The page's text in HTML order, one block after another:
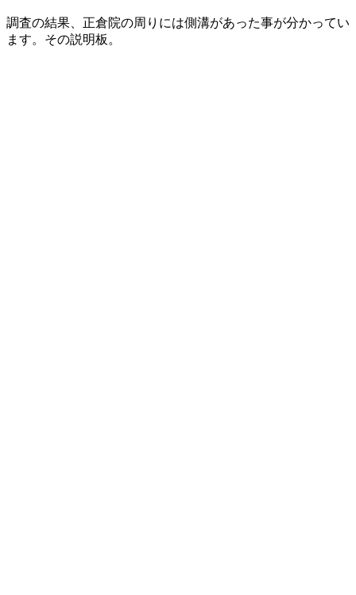
調査の結果、正倉院の周りには側溝があった事が分かってい
ます。その説明板。